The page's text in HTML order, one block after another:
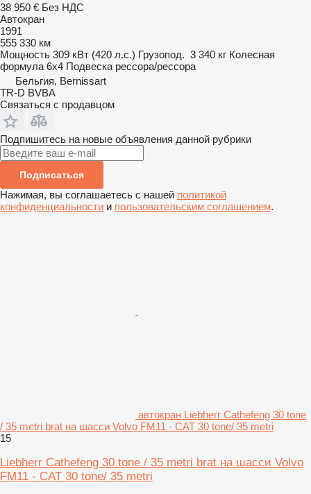
38 950 € Без НДС
Автокран
1991
555 330 км
Мощность 309 кВт (420 л.с.) Грузопод. 3 340 кг Колесная
формула 6x4 Подвеска рессора/рессора
Бельгия, Bernissart
TR-D BVBA
Связаться с продавцом
Подпишитесь на новые объявления данной рубрики
Подписаться
Нажимая, вы соглашаетесь с нашей политикой
конфиденциальности и пользовательским соглашением.
автокран Liebherr Cathefeng 30 tone
/ 35 metri brat на шасси Volvo FM11 - CAT 30 tone/ 35 metri
15
Liebherr Cathefeng 30 tone / 35 metri brat на шасси Volvo
FM11 - CAT 30 tone/ 35 metri